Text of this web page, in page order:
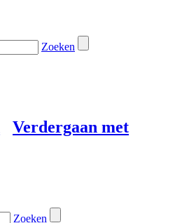
Zoeken
Verdergaan met
Zoeken